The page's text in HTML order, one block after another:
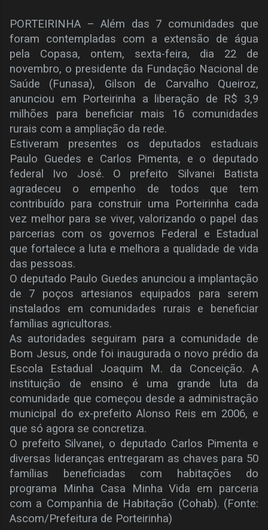
PORTEIRINHA – Além das 7 comunidades que
foram contempladas com a extensão de água
pela Copasa, ontem, sexta-feira, dia 22 de
novembro, o presidente da Fundação Nacional de
Saúde (Funasa), Gilson de Carvalho Queiroz,
anunciou em Porteirinha a liberação de R$ 3,9
milhões para beneficiar mais 16 comunidades
rurais com a ampliação da rede.
Estiveram presentes os deputados estaduais
Paulo Guedes e Carlos Pimenta, e o deputado
federal Ivo José. O prefeito Silvanei Batista
agradeceu o empenho de todos que tem
contribuído para construir uma Porteirinha cada
vez melhor para se viver, valorizando o papel das
parcerias com os governos Federal e Estadual
que fortalece a luta e melhora a qualidade de vida
das pessoas.
O deputado Paulo Guedes anunciou a implantação
de 7 poços artesianos equipados para serem
instalados em comunidades rurais e beneficiar
famílias agricultoras.
As autoridades seguiram para a comunidade de
Bom Jesus, onde foi inaugurada o novo prédio da
Escola Estadual Joaquim M. da Conceição. A
instituição de ensino é uma grande luta da
comunidade que começou desde a administração
municipal do ex-prefeito Alonso Reis em 2006, e
que só agora se concretiza.
O prefeito Silvanei, o deputado Carlos Pimenta e
diversas lideranças entregaram as chaves para 50
famílias beneficiadas com habitações do
programa Minha Casa Minha Vida em parceria
com a Companhia de Habitação (Cohab). (Fonte:
Ascom/Prefeitura de Porteirinha)